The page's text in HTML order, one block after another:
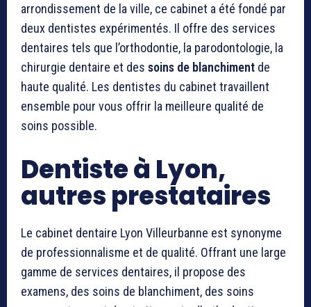
arrondissement de la ville, ce cabinet a été fondé par
deux dentistes expérimentés. Il offre des services
dentaires tels que l’orthodontie, la parodontologie, la
chirurgie dentaire et des soins de blanchiment de
haute qualité. Les dentistes du cabinet travaillent
ensemble pour vous offrir la meilleure qualité de
soins possible.
Dentiste à Lyon,
autres prestataires
Le cabinet dentaire Lyon Villeurbanne est synonyme
de professionnalisme et de qualité. Offrant une large
gamme de services dentaires, il propose des
examens, des soins de blanchiment, des soins